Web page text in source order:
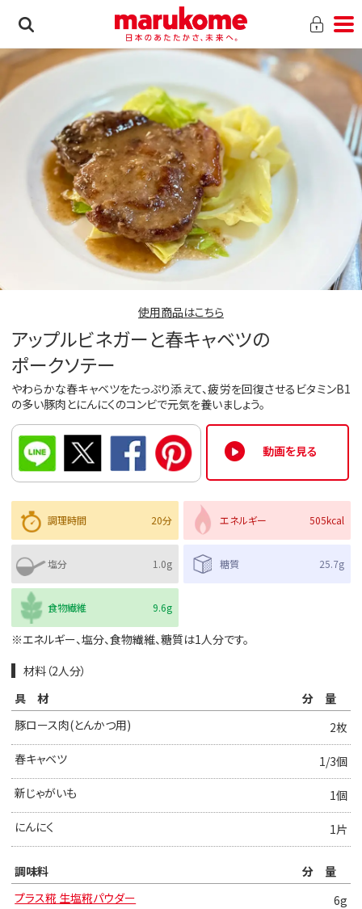
使用商品はこちら
アップルビネガーと春キャベツの
ポークソテー
やわらかな春キャベツをたっぷり添えて、疲労を回復させるビタミンB1
の多い豚肉とにんにくのコンビで元気を養いましょう。
動画を見る
調理時間 20分 エネルギー 505kcal
塩分 1.0g 糖質 25.7g
食物繊維 9.6g
※エネルギー、塩分、食物繊維、糖質は1人分です。
材料（2人分）
具材
分量
豚ロース肉(とんかつ用)
2枚
春キャベツ
1/3個
新じゃがいも
1個
にんにく
1片
調味料
分量
プラス糀 生塩糀パウダー
6g